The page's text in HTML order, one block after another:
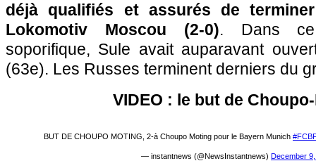
déjà qualifiés et assurés de
Lokomotiv Moscou (2-0). Dans ce
soporifique, Sule avait auparavant
(63e). Les Russes terminent derniers du
VIDEO : le but de
BUT DE CHOUPO MOTING, 2-à Choupo Moting pour le Bayern Munich
— instantnews (@NewsInstantnews) December